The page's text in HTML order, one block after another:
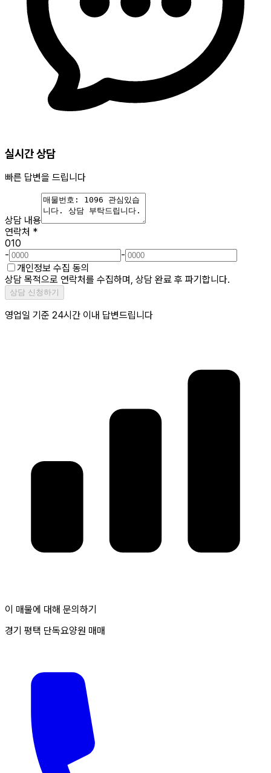
실시간 상담
빠른 답변을 드립니다
상담 내용
연락처 *
010
-
-
개인정보 수집 동의
상담 목적으로 연락처를 수집하며, 상담 완료 후 파기합니다.
상담 신청하기
영업일 기준 24시간 이내 답변드립니다
이 매물에 대해 문의하기
경기 평택 단독요양원 매매